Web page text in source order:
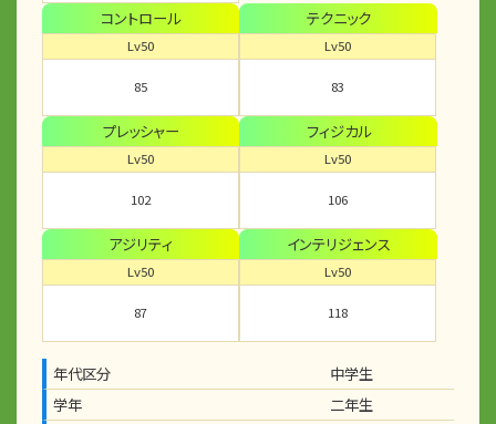
コントロール
Lv50
85
テクニック
Lv50
83
プレッシャー
Lv50
102
フィジカル
Lv50
106
アジリティ
Lv50
87
インテリジェンス
Lv50
118
年代区分
中学生
学年
二年生